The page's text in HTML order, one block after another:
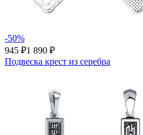
-50%
945 ₽1 890 ₽
Подвеска крест из серебра